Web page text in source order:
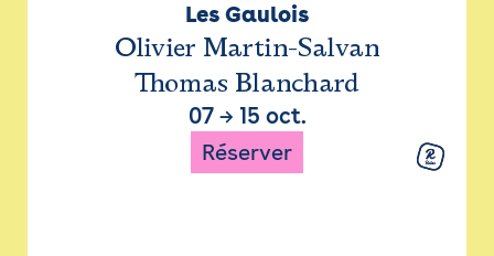
Les Gaulois
Olivier Martin-Salvan
Thomas Blanchard
07→ 15 oct.
Réserver